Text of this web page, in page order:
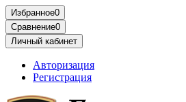
Избранное0
Сравнение0
Личный кабинет
Авторизация
Регистрация